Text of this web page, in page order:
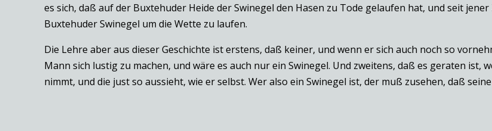
es sich, daß auf der Buxtehuder Heide der Swinegel den Hasen zu Tode gelaufen hat, und seit
Buxtehuder Swinegel um die Wette zu laufen.
Die Lehre aber aus dieser Geschichte ist erstens, daß keiner, und wenn er sich auch noch so
Mann sich lustig zu machen, und wäre es auch nur ein Swinegel. Und zweitens, daß es geraten ist,
nimmt, und die just so aussieht, wie er selbst. Wer also ein Swinegel ist, der muß zusehen, daß